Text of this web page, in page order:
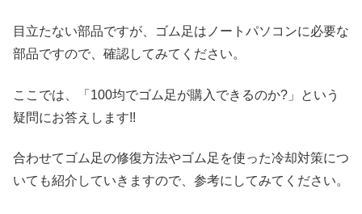
目立たない部品ですが、ゴム足はノートパソコンに必要な
部品ですので、確認してみてください。
ここでは、「100均でゴム足が購入できるのか?」という
疑問にお答えします!!
合わせてゴム足の修復方法やゴム足を使った冷却対策につ
いても紹介していきますので、参考にしてみてください。